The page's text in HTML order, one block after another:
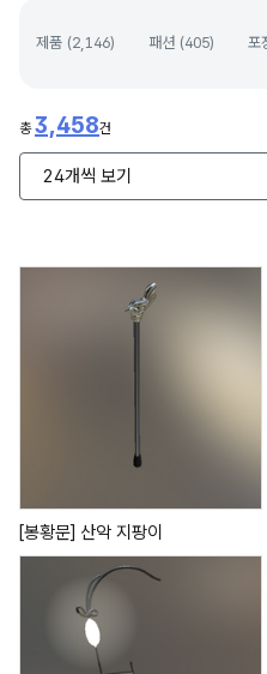
제품 (2,146) 패션 (405) 포
총3,458건
[봉황문] 산악 지팡이